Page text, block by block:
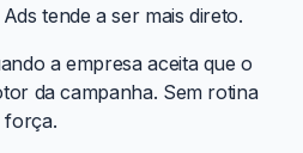
tende a ser mais direto.
a empresa aceita que o
da campanha. Sem rotina
força.